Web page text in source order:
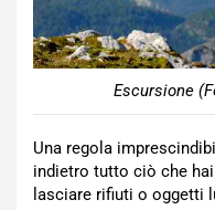
Escursione
Una regola
indietro tutto ciò che
lasciare rifiuti o oggetti